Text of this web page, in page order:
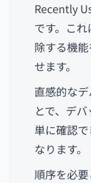
Recently
です。こ
除する機
せます。
直感的な
とで、デ
単に確認
なります。
順序を必